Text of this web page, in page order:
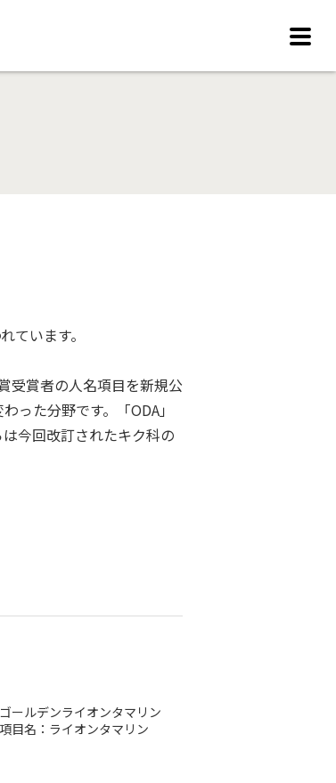
ています。
受賞者の人名項目を新規公
った分野です。「ODA」
今回改訂されたキク科の
ゴールデンライオンタマリン
項目名：ライオンタマリン